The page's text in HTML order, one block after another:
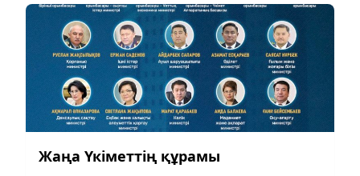
Жаңа Үкіметтің құрамы